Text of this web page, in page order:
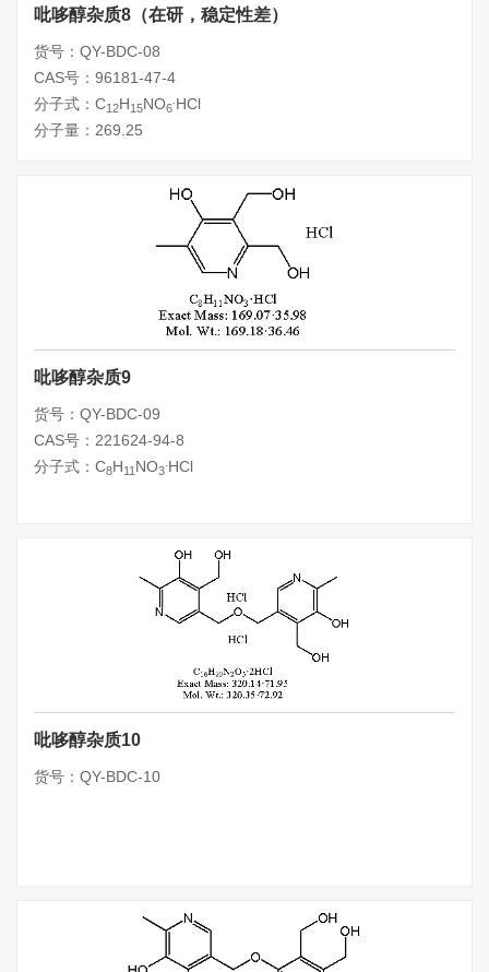
吡哆醇杂质8（在研，稳定性差）
货号：QY-BDC-08
CAS号：96181-47-4
分子式：C12H15NO6 HCl
分子量：269.25
吡哆醇杂质9
货号：QY-BDC-09
CAS号：221624-94-8
分子式：C8H11 NO3 HCl
吡哆醇杂质10
货号：QY-BDC-10